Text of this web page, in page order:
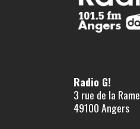
Radio G!
3 rue de la Rame
49100 Angers